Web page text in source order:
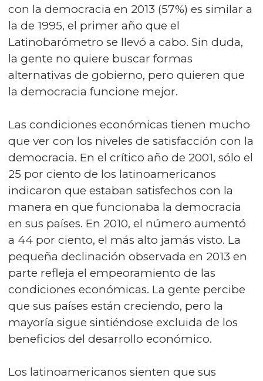
con la democracia en 2013 (57%) es similar a
la de 1995, el primer año que el
Latinobarómetro se llevó a cabo. Sin duda,
la gente no quiere buscar formas
alternativas de gobierno, pero quieren que
la democracia funcione mejor.
Las condiciones económicas tienen mucho
que ver con los niveles de satisfacción con la
democracia. En el crítico año de 2001, sólo el
25 por ciento de los latinoamericanos
indicaron que estaban satisfechos con la
manera en que funcionaba la democracia
en sus países. En 2010, el número aumentó
a 44 por ciento, el más alto jamás visto. La
pequeña declinación observada en 2013 en
parte refleja el empeoramiento de las
condiciones económicas. La gente percibe
que sus países están creciendo, pero la
mayoría sigue sintiéndose excluida de los
beneficios del desarrollo económico.
Los latinoamericanos sienten que sus